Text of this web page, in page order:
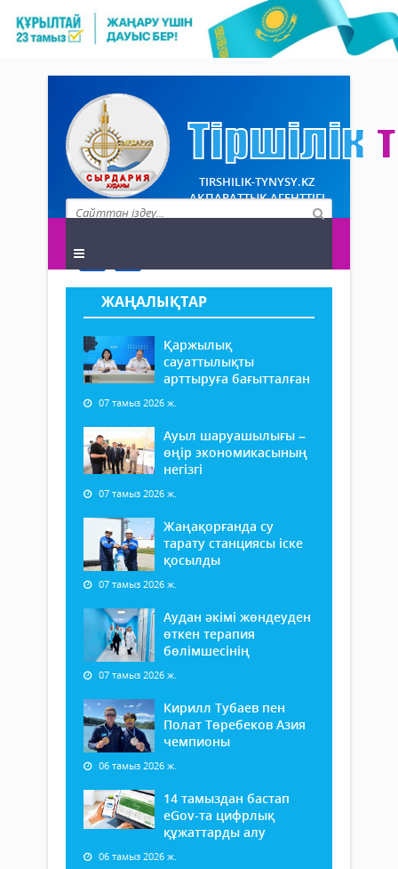
TIRSHILIK-TYNYSY.KZ
АҚПАРАТТЫҚ АГЕНТТІГІ
ЖАҢАЛЫҚТАР
Қаржылық
сауаттылықты
арттыруға бағытталған
07 тамыз 2026 ж.
Ауыл шаруашылығы –
өңір экономикасының
негізгі
07 тамыз 2026 ж.
Жаңақорғанда су
тарату станциясы іске
қосылды
07 тамыз 2026 ж.
Аудан әкімі жөндеуден
өткен терапия
бөлімшесінің
07 тамыз 2026 ж.
Кирилл Тубаев пен
Полат Төребеков Азия
чемпионы
06 тамыз 2026 ж.
14 тамыздан бастап
еGov-та цифрлық
құжаттарды алу
06 тамыз 2026 ж.